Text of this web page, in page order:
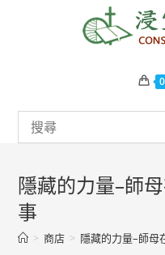
0
隱藏的力量–師
事
> 商店 > 隱藏的力量–師母